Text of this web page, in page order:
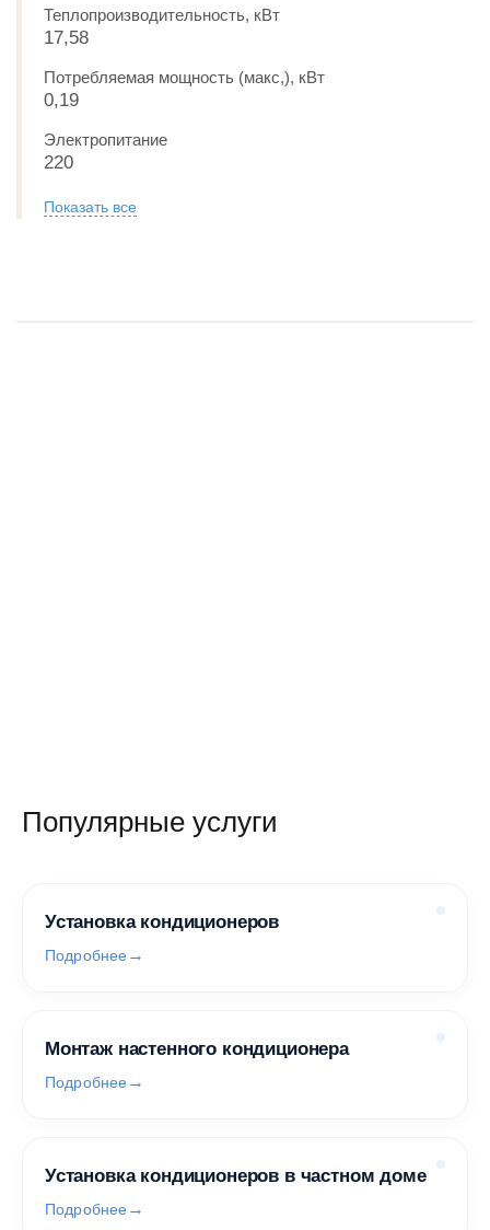
Теплопроизводительность, кВт
17,58
Потребляемая мощность (макс,), кВт
0,19
Электропитание
220
Показать все
Популярные услуги
Установка кондиционеров
Подробнее
Монтаж настенного кондиционера
Подробнее
Установка кондиционеров в частном доме
Подробнее